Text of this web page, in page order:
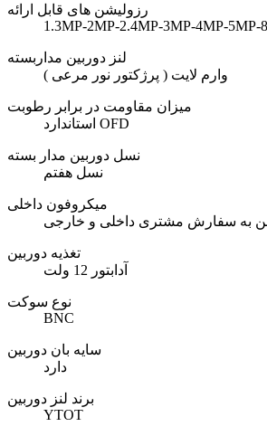
رزولیشن های قابل ارائه
1.3MP-2MP-2.4MP-3MP-4MP-5MP-
لنز دوربین مداربسته
وارم لایت ( پرژکتور نور مرعی )
میزان مقاومت در برابر رطوبت
استاندارد OFD
نسل دوربین مدار بسته
نسل هفتم
میکروفون داخلی
به سفارش مشتری داخلی و خارجی
تغذیه دوربین
آدابتور 12 ولت
نوع سوکت
BNC
سایه بان دوربین
دارد
برند لنز دوربین
YTOT